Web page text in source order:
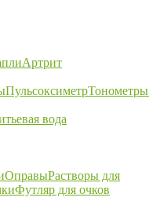
Артрит
ПульсоксиметрТонометры
вода
ОправыРастворы для
Футляр для очков